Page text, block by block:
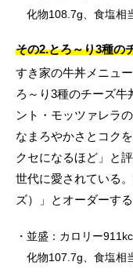
化物108.7g、食塩相
その2.とろ～り3種の
すき家の牛丼メニュ
ろ～り3種のチーズ牛
ント・モッツァレラ
なまろやかさとコク
クセになるほど」と
世代に愛されている
ズ）」とオーダーする
並盛：カロリー
化物107.7g、食塩相